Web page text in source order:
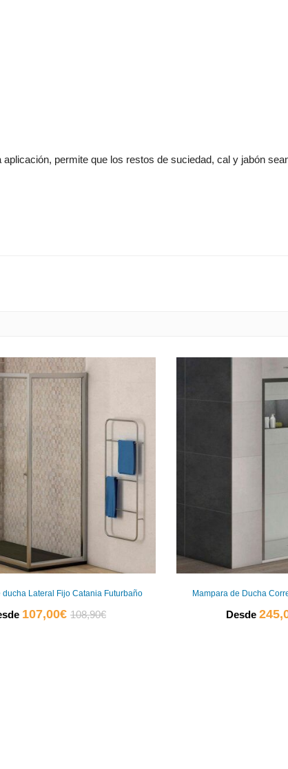
permite que los restos de suciedad, cal y jabón
ducha Lateral Fijo Catania Futurbaño
107,00€El108,90€El
Mampara de Ducha
Desde 0